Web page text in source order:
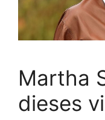
Martha
dieses